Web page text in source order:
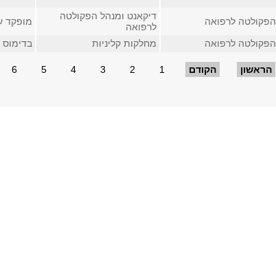
הפקולטה לרפואה
דיקאנט ומנהל הפקולטה
לרפואה
מופקד
הפקולטה לרפואה מחלקות קליניות בדימוס
הראשון הקודם 1
2
3
4
5
6